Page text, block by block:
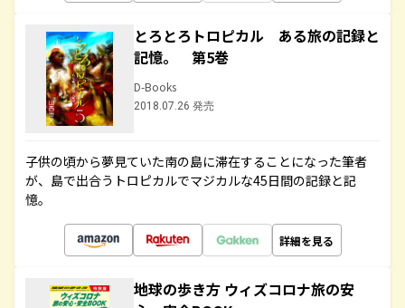
とろとろトロピカル ある旅の記録と
記憶。 第5巻
D-Books
2018.07.26 発売
子供の頃から夢見ていた南の島に滞在することになった筆者
が、島で出合うトロピカルでマジカルな45日間の記録と記
憶。
詳細を見る
地球の歩き方 ウィズコロナ旅の安